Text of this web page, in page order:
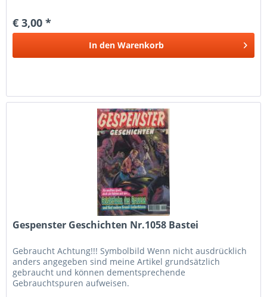
€ 3,00 *
In den Warenkorb
Gespenster Geschichten Nr.1058 Bastei
Gebraucht Achtung!!! Symbolbild Wenn nicht ausdrücklich
anders angegeben sind meine Artikel grundsätzlich
gebraucht und können dementsprechende
Gebrauchtspuren aufweisen.